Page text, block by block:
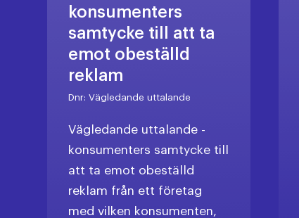
konsumenters
samtycke till att ta
emot obeställd
reklam
Dnr:Vägledande uttalande
Vägledande uttalande -
konsumenters samtycke till
att ta emot obeställd
reklam från ett företag
med vilken konsumenten,